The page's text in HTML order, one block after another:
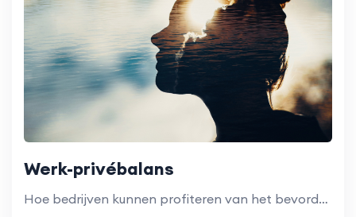
Werk-privébalans
Hoe bedrijven kunnen profiteren van het bevorderen van een gezonde balans tussen werk en privéleven voor werknemers.